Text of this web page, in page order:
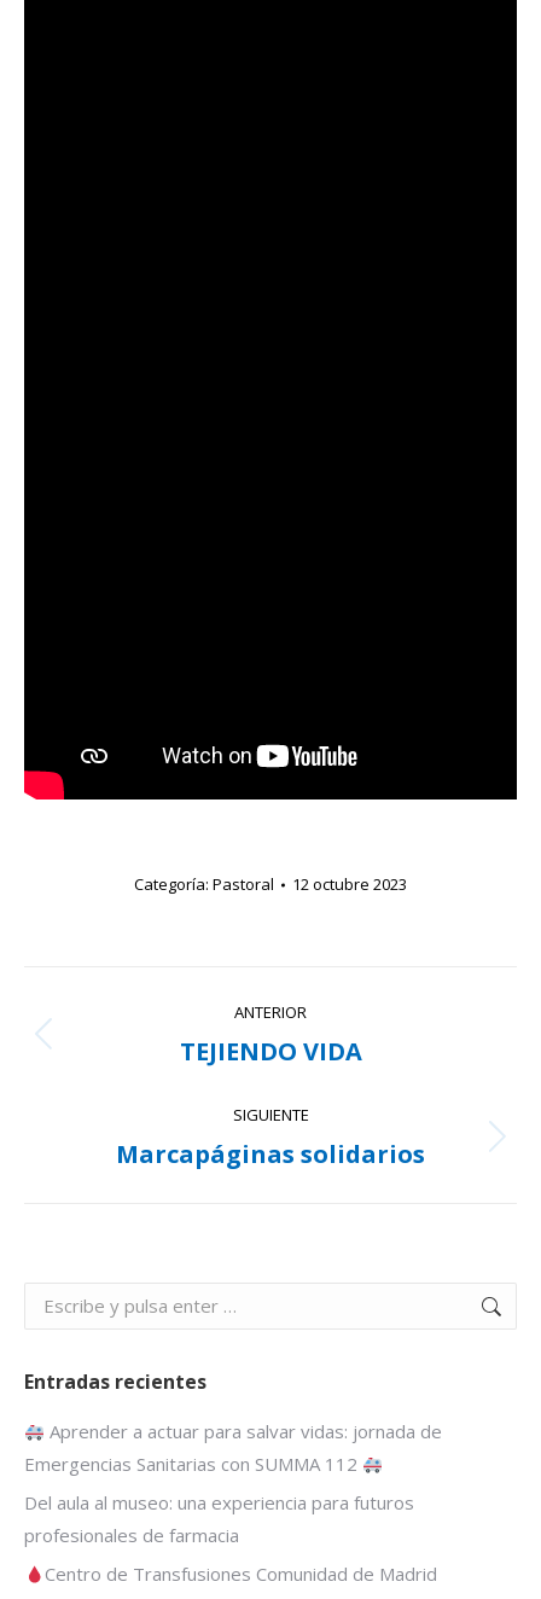
Categoría: Pastoral 12 octubre 2023
entre
ANTERIOR
Publicación
TEJIENDO VIDA
SIGUIENTE
Publicación
Marcapáginas solidarios
Buscar:
Entradas recientes
Aprender a actuar para salvar vidas: jornada de
Emergencias Sanitarias con SUMMA 112
Del aula al museo: una experiencia para futuros
profesionales de farmacia
Centro de Transfusiones Comunidad de Madrid